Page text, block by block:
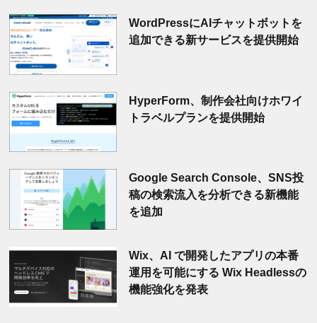
WordPressにAIチャットボットを
追加できる新サービスを提供開始
HyperForm、制作会社向けホワイ
トラベルプランを提供開始
Google Search Console、SNS投
稿の検索流入を分析できる新機能
を追加
Wix、AI で開発したアプリの本番
運用を可能にする Wix Headlessの
機能強化を発表